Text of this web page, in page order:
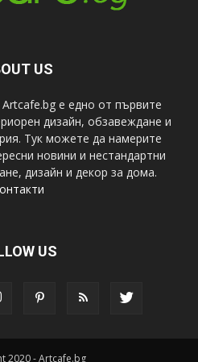
US
е едно от първите
дизайн, обзавеждане и
Тук можете да намерите
новини и нестандартни
дизайн и декор за дома.
US
2020 - Artcafe.bg